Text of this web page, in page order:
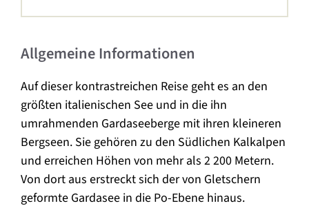
Allgemeine Informationen
Auf dieser kontrastreichen Reise geht es an den
größten italienischen See und in die ihn
umrahmenden Gardaseeberge mit ihren kleineren
Bergseen. Sie gehören zu den Südlichen Kalkalpen
und erreichen Höhen von mehr als 2 200 Metern.
Von dort aus erstreckt sich der von Gletschern
geformte Gardasee in die Po-Ebene hinaus.